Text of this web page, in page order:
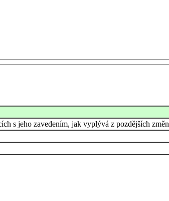
s jeho zavedením, jak vyplývá z pozdějších změn